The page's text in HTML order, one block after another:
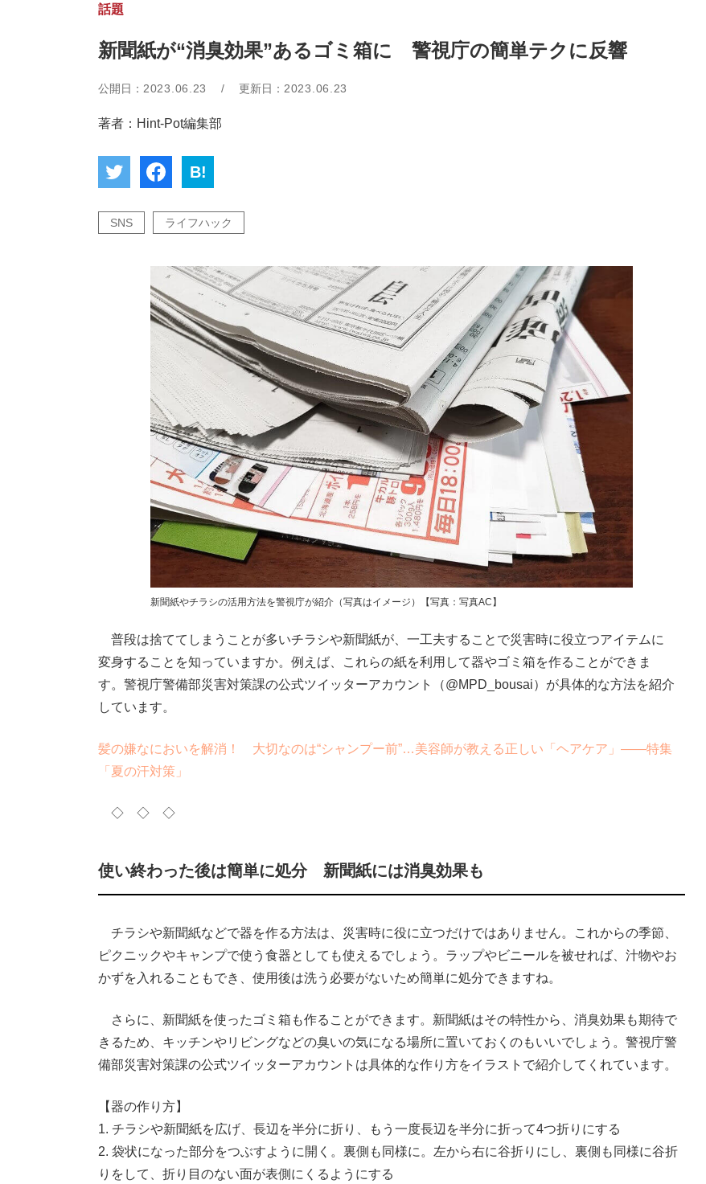
話題
新聞紙が“消臭効果”あるゴミ箱に 警視庁の簡単テクに反響
公開日： 2023.06.23 / 更新日： 2023.06.23
著者：Hint-Pot編集部
B!
SNS ライフハック
新聞紙やチラシの活用方法を警視庁が紹介（写真はイメージ）【写真：写真AC】
普段は捨ててしまうことが多いチラシや新聞紙が、一工夫することで災害時に役立つアイテムに
変身することを知っていますか。例えば、これらの紙を利用して器やゴミ箱を作ることができま
す。警視庁警備部災害対策課の公式ツイッターアカウント（@MPD_bousai）が具体的な方法を紹介
しています。
髪の嫌なにおいを解消！ 大切なのは“シャンプー前”…美容師が教える正しい「ヘアケア」――特集
「夏の汗対策」
◇ ◇ ◇
使い終わった後は簡単に処分 新聞紙には消臭効果も
チラシや新聞紙などで器を作る方法は、災害時に役に立つだけではありません。これからの季節、
ピクニックやキャンプで使う食器としても使えるでしょう。ラップやビニールを被せれば、汁物やお
かずを入れることもでき、使用後は洗う必要がないため簡単に処分できますね。
さらに、新聞紙を使ったゴミ箱も作ることができます。新聞紙はその特性から、消臭効果も期待で
きるため、キッチンやリビングなどの臭いの気になる場所に置いておくのもいいでしょう。警視庁警
備部災害対策課の公式ツイッターアカウントは具体的な作り方をイラストで紹介してくれています。
【器の作り方】
1. チラシや新聞紙を広げ、長辺を半分に折り、もう一度長辺を半分に折って4つ折りにする
2. 袋状になった部分をつぶすように開く。裏側も同様に。左から右に谷折りにし、裏側も同様に谷折
りをして、折り目のない面が表側にくるようにする